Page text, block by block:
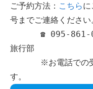
ご予約方法： こちら
号までご連絡ください
旅行部
す。